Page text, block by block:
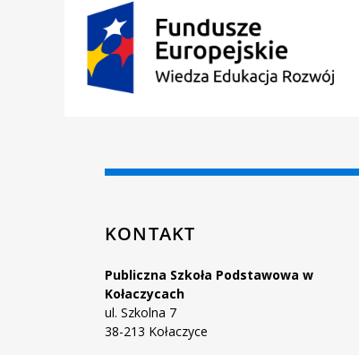
KONTAKT
Publiczna Szkoła Podstawowa w
Kołaczycach
ul. Szkolna 7
38-213 Kołaczyce